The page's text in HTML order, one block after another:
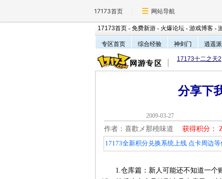
17173首页 网站导航
17173首页 - 免费新游 - 火爆论坛 - 游戏博客 -
专区首页 综合经验 神剑门 逍遥派
17173十二之天2
分享下
2009-03-
作者：喜歡メ那穘味道 获得积分：
17173全新积分兑换系统上线 点卡周边等
1.仓库篇：新人可能还不知道一个